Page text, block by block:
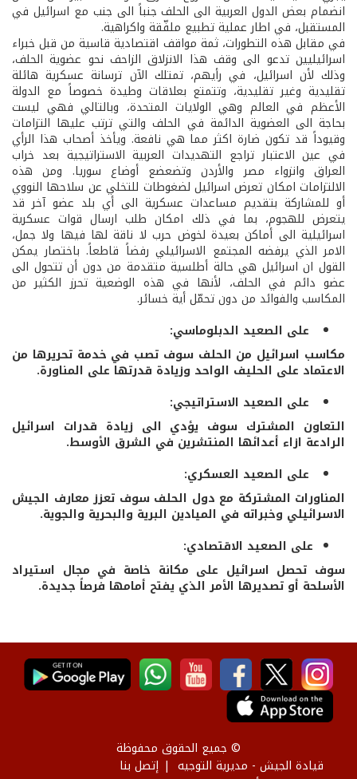
انضمام بعض الدول العربية الى الحلف جنباً الى جنب مع اسرائيل في
المستقبل، في اطار عملية تطبيع ملفّقة واكراهية.
في مقابل هذه التطورات، ثمة مواقف اقتصادية قاسية من قبل خبراء
اسرائيليين تدعو الى وقف هذا الانزلاق الزاحف نحو عضوية الحلف،
وذلك لأن اسرائيل، في رأيهم، تمتلك الآن ترسانة عسكرية هائلة
تقليدية وغير تقليدية، وتتمتع بعلاقات وطيدة خصوصاً مع الدولة
الأعظم في العالم وهي الولايات المتحدة، وبالتالي فهي ليست
بحاجة الى العضوية الدائمة في الحلف والتي ترتب عليها التزامات
وقيوداً قد تكون ضارة اكثر مما هي نافعة. ويأخذ أصحاب هذا الرأي
في عين الاعتبار تراجع التهديدات العربية الاستراتيجية بعد خراب
العراق وانزواء مصر والأردن وتضعضع أوضاع سوريا. ومن هذه
الالتزامات امكان تعرض اسرائيل لضغوطات للتخلي عن سلاحها النووي
أو للمشاركة بتقديم مساعدات عسكرية الى أي بلد عضو آخر قد
يتعرض للهجوم، بما في ذلك امكان طلب ارسال قوات عسكرية
اسرائيلية الى أماكن بعيدة لخوض حرب لا ناقة لها فيها ولا جمل،
الامر الذي يرفضه المجتمع الاسرائيلي رفضاً قاطعاً. باختصار يمكن
القول ان اسرائيل هي حالة أطلسية متقدمة من دون أن تتحول الى
عضو دائم في الحلف، لأنها في هذه الوضعية تحرز الكثير من
المكاسب والفوائد من دون تحمّل أية خسائر.
على الصعيد الدبلوماسي:
مكاسب اسرائيل من الحلف سوف تصب في خدمة تحريرها من
الاعتماد على الحليف الواحد وزيادة قدرتها على المناورة.
على الصعيد الاستراتيجي:
التعاون المشترك سوف يؤدي الى زيادة قدرات اسرائيل
الرادعة ازاء أعدائها المنتشرين في الشرق الأوسط.
على الصعيد العسكري:
المناورات المشتركة مع دول الحلف سوف تعزز معارف الجيش
الاسرائيلي وخبراته في الميادين البرية والبحرية والجوية.
على الصعيد الاقتصادي:
سوف تحصل اسرائيل على مكانة خاصة في مجال استيراد
الأسلحة أو تصديرها الأمر الذي يفتح أمامها فرصاً جديدة.
© جميع الحقوق محفوظة
قيادة الجيش - مديرية التوجيه
إتصل بنا